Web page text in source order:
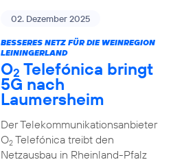
02. Dezember 2025
BESSERES NETZ FÜR DIE WEINREGION
LEININGERLAND
O2 Telefónica bringt
5G nach
Laumersheim
Der Telekommunikationsanbieter
O2Telefónica treibt den
Netzausbau in Rheinland-Pfalz